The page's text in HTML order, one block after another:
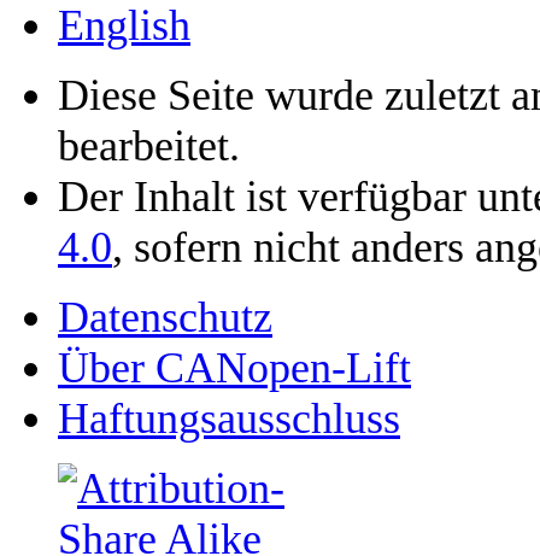
English
Diese Seite wurde zuletzt
bearbeitet.
Der Inhalt ist verfügbar
4.0, sofern nicht anders
Datenschutz
Über CANopen-Lift
Haftungsausschluss